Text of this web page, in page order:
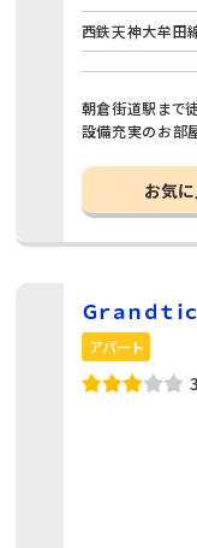
西鉄天神大牟田
朝倉街道駅まで
設備充実のお部屋
お気
Ｇｒａｎｄｔ
アパート